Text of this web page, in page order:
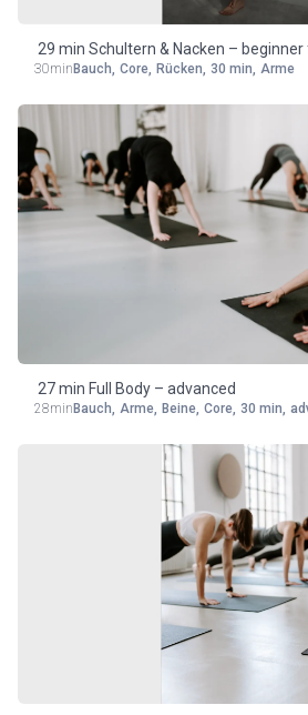
29 min Schultern & Nacken –
30min Bauch, Core, Rücken, 30 min, Arme
27 min Full Body – advanced
28min Bauch, Arme, Beine, Core, 30 min,